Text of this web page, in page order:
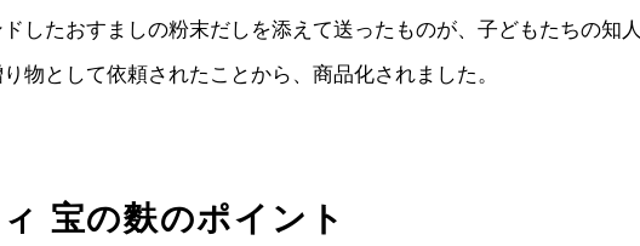
したおすましの粉末だしを添えて送ったものが、子どもたちの知人
物として依頼されたことから、商品化されました。
宝の麩のポイント